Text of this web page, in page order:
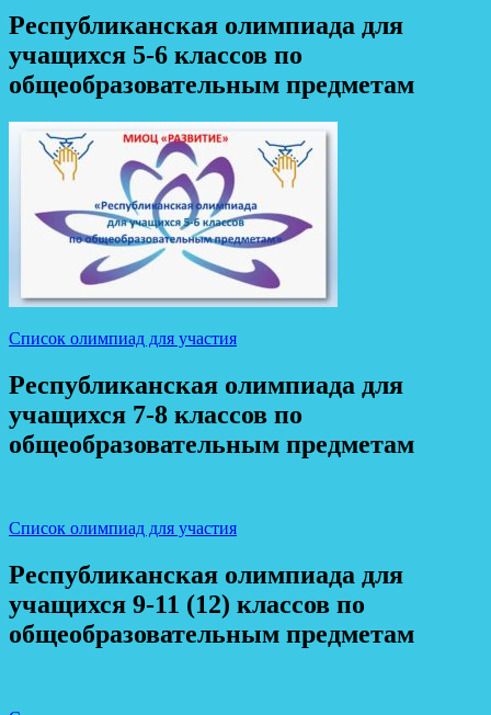
Республиканская олимпиада для
учащихся 5-6 классов по
общеобразовательным предметам
Список олимпиад для участия
Республиканская олимпиада для
учащихся 7-8 классов по
общеобразовательным предметам
Список олимпиад для участия
Республиканская олимпиада для
учащихся 9-11 (12) классов по
общеобразовательным предметам